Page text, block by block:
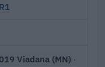
Viadana (MN) ·